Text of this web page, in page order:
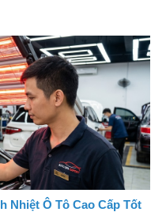
Nhiệt Ô Tô Cao Cấp Tốt